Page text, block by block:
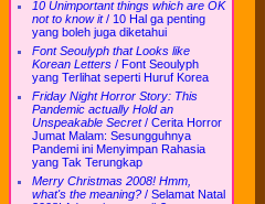
10 Unimportant things which are OK
not to know it/ 10 Hal ga penting
yang boleh juga diketahui
Font Seoulyph that Looks like
Korean Letters / Font Seoulyph
yang Terlihat seperti Huruf Korea
Friday Night Horror Story: This
Pandemic actually Hold an
Unspeakable Secret/ Cerita Horror
Jumat Malam: Sesungguhnya
Pandemi ini Menyimpan Rahasia
yang Tak Terungkap
Merry Christmas 2008! Hmm,
what's the meaning? / Selamat Natal